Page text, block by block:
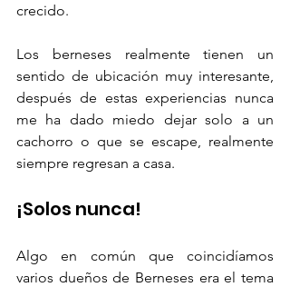
crecido.
Los berneses realmente tienen un
sentido de ubicación muy interesante,
después de estas experiencias nunca
me ha dado miedo dejar solo a un
cachorro o que se escape, realmente
siempre regresan a casa.
¡Solos nunca!
Algo en común que coincidíamos
varios dueños de Berneses era el tema